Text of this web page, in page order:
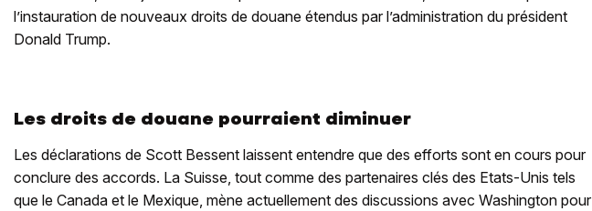
l’instauration de nouveaux droits de douane étendus par l’administration du président
Donald Trump.
Les droits de douane pourraient diminuer
Les déclarations de Scott Bessent laissent entendre que des efforts sont en cours pour
conclure des accords. La Suisse, tout comme des partenaires clés des Etats-Unis tels
que le Canada et le Mexique, mène actuellement des discussions avec Washington pour